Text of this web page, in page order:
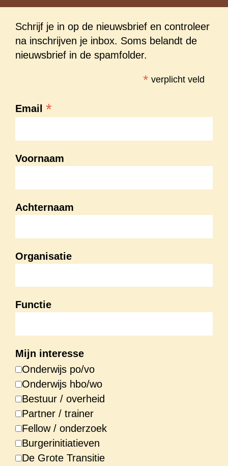
Schrijf je in op de nieuwsbrief en controleer
na inschrijven je inbox. Soms belandt de
nieuwsbrief in de spamfolder.
* verplicht veld
Email *
Voornaam
Achternaam
Organisatie
Functie
Mijn interesse
Onderwijs po/vo
Onderwijs hbo/wo
Bestuur / overheid
Partner / trainer
Fellow / onderzoek
Burgerinitiatieven
De Grote Transitie